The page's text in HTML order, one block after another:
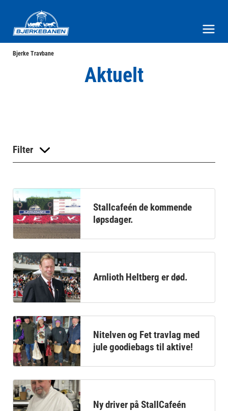
Bjerke Travbane
Aktuelt
Filter
Stallcafeén de kommende
løpsdager.
Arnlioth Heltberg er død.
Nitelven og Fet travlag med
jule goodiebags til aktive!
Ny driver på StallCafeén